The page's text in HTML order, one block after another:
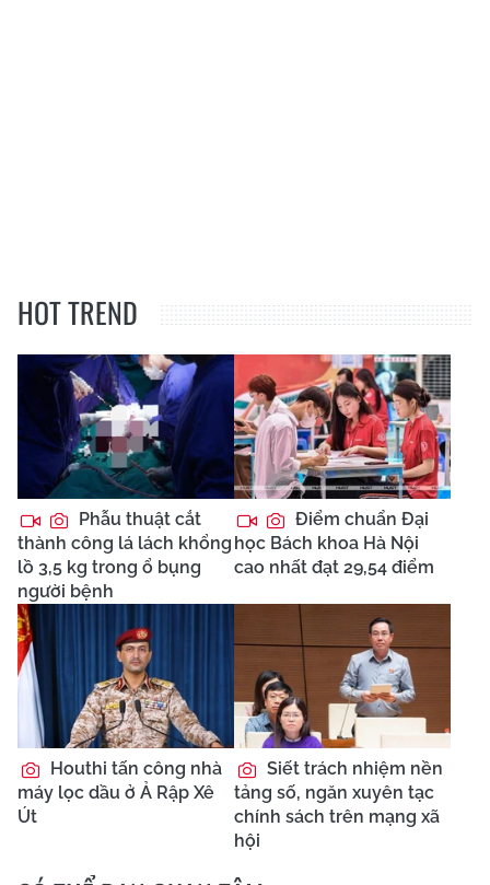
HOT TREND
Phẫu thuật cắt
thành công lá lách khổng
lồ 3,5 kg trong ổ bụng
người bệnh
Điểm chuẩn Đại
học Bách khoa Hà Nội
cao nhất đạt 29,54 điểm
Houthi tấn công nhà
máy lọc dầu ở Ả Rập Xê
Út
Siết trách nhiệm nền
tảng số, ngăn xuyên tạc
chính sách trên mạng xã
hội